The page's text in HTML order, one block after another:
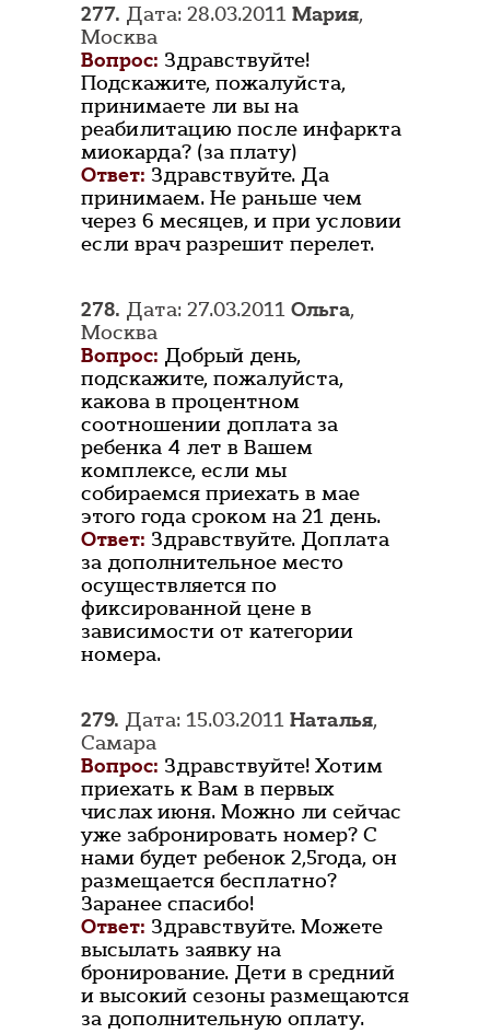
277. Дата: 28.03.2011 Мария,
Москва
Вопрос: Здравствуйте!
Подскажите, пожалуйста,
принимаете ли вы на
реабилитацию после инфаркта
миокарда? (за плату)
Ответ: Здравствуйте. Да
принимаем. Не раньше чем
через 6 месяцев, и при условии
если врач разрешит перелет.
278. Дата: 27.03.2011 Ольга,
Москва
Вопрос: Добрый день,
подскажите, пожалуйста,
какова в процентном
соотношении доплата за
ребенка 4 лет в Вашем
комплексе, если мы
собираемся приехать в мае
этого года сроком на 21 день.
Ответ: Здравствуйте. Доплата
за дополнительное место
осуществляется по
фиксированной цене в
зависимости от категории
номера.
279. Дата: 15.03.2011 Наталья,
Самара
Вопрос: Здравствуйте! Хотим
приехать к Вам в первых
числах июня. Можно ли сейчас
уже забронировать номер? С
нами будет ребенок 2,5года, он
размещается бесплатно?
Заранее спасибо!
Ответ: Здравствуйте. Можете
высылать заявку на
бронирование. Дети в средний
и высокий сезоны размещаются
за дополнительную оплату.